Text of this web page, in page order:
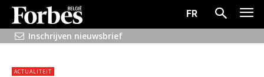
FR
Inschrijven nieuwsbrief
ACTUALITEIT